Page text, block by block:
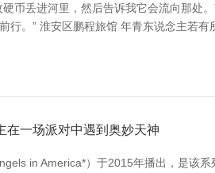
币丢进河里，然后告诉我它会流向那
行。” 淮安区鹏程旅馆 年青东说念主若
在一场派对中遇到奥妙天神
in America*）于2015年播出，是该